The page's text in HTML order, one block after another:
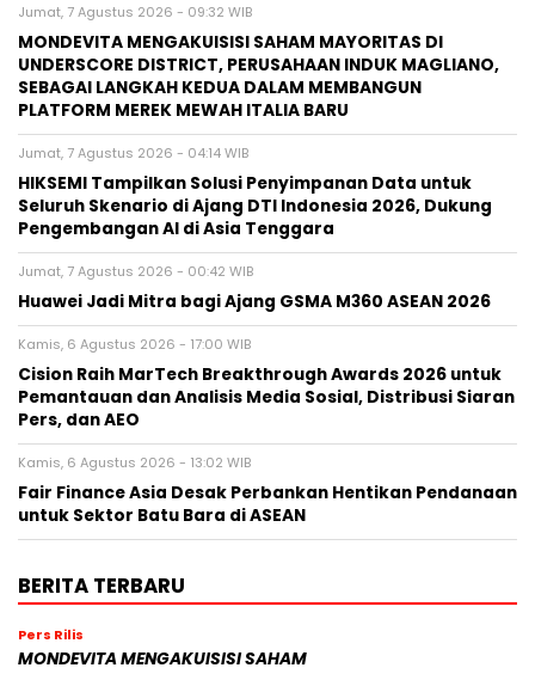
Jumat, 7 Agustus 2026 - 09:32 WIB
MONDEVITA MENGAKUISISI SAHAM MAYORITAS DI
UNDERSCORE DISTRICT, PERUSAHAAN INDUK MAGLIANO,
SEBAGAI LANGKAH KEDUA DALAM MEMBANGUN
PLATFORM MEREK MEWAH ITALIA BARU
Jumat, 7 Agustus 2026 - 04:14 WIB
HIKSEMI Tampilkan Solusi Penyimpanan Data untuk
Seluruh Skenario di Ajang DTI Indonesia 2026, Dukung
Pengembangan AI di Asia Tenggara
Jumat, 7 Agustus 2026 - 00:42 WIB
Huawei Jadi Mitra bagi Ajang GSMA M360 ASEAN 2026
Kamis, 6 Agustus 2026 - 17:00 WIB
Cision Raih MarTech Breakthrough Awards 2026 untuk
Pemantauan dan Analisis Media Sosial, Distribusi Siaran
Pers, dan AEO
Kamis, 6 Agustus 2026 - 13:02 WIB
Fair Finance Asia Desak Perbankan Hentikan Pendanaan
untuk Sektor Batu Bara di ASEAN
BERITA TERBARU
Pers Rilis
MONDEVITA MENGAKUISISI SAHAM